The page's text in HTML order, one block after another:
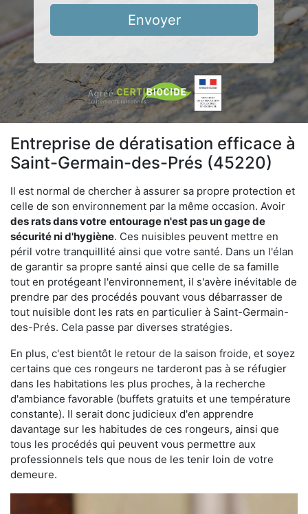
Envoyer
Entreprise de dératisation efficace à
Saint-Germain-des-Prés (45220)
Il est normal de chercher à assurer sa propre protection et
celle de son environnement par la même occasion. Avoir
des rats dans votre entourage n'est pas un gage de
sécurité ni d'hygiène. Ces nuisibles peuvent mettre en
péril votre tranquillité ainsi que votre santé. Dans un l'élan
de garantir sa propre santé ainsi que celle de sa famille
tout en protégeant l'environnement, il s'avère inévitable de
prendre par des procédés pouvant vous débarrasser de
tout nuisible dont les rats en particulier à Saint-Germain-
des-Prés. Cela passe par diverses stratégies.
En plus, c'est bientôt le retour de la saison froide, et soyez
certains que ces rongeurs ne tarderont pas à se réfugier
dans les habitations les plus proches, à la recherche
d'ambiance favorable (buffets gratuits et une température
constante). Il serait donc judicieux d'en apprendre
davantage sur les habitudes de ces rongeurs, ainsi que
tous les procédés qui peuvent vous permettre aux
professionnels tels que nous de les tenir loin de votre
demeure.